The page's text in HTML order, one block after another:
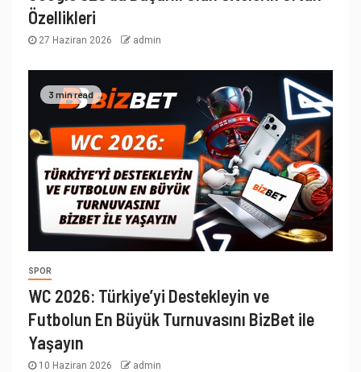
Özellikleri
27 Haziran 2026 admin
3 min read
SPOR
WC 2026: Türkiye’yi Destekleyin ve
Futbolun En Büyük Turnuvasını BizBet ile
Yaşayın
10 Haziran 2026 admin